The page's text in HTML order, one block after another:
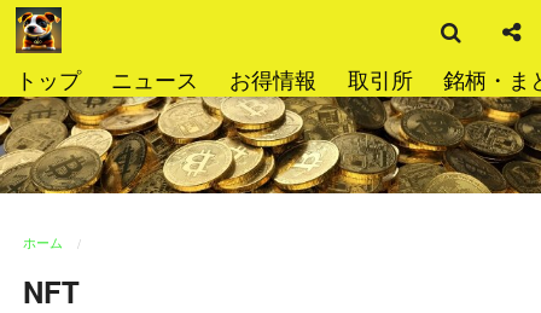
コ
ン
ン
ツ
へ
ス
トップ ニュース お得情報 取引所 銘柄・ま
索
ホーム
NFT